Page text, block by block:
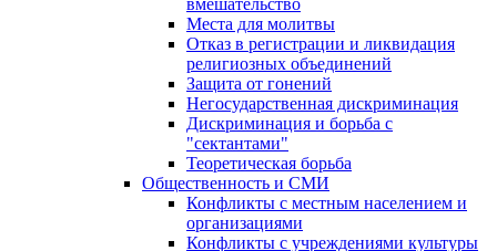
вмешательство
Места для молитвы
Отказ в регистрации и ликвидация
религиозных объединений
Защита от гонений
Негосударственная дискриминация
Дискриминация и борьба с
"сектантами"
Теоретическая борьба
Общественность и СМИ
Конфликты с местным населением и
организациями
Конфликты с учреждениями культуры